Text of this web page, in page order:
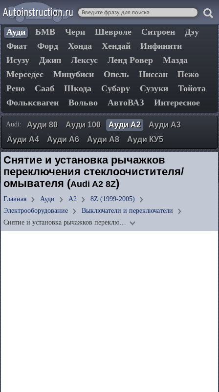
Ауди БМВ Чери Шевроле Ситроен
Дэу
Фиат
Форд Хонда Хендай
Инфинити
Исузу
Джип Лексус Ленд Ровер
Мазда
Мерседес
Мицубиси Опель Ниссан
Пежо
Рено
Сааб Шкода Субару Сузуки
Тойота
Фольксваген
Вольво АвтоВАЗ Интересное
Audi: Ауди 80 Ауди 100 Ауди А2
Ауди А3
Ауди А4
Ауди А6 Ауди А8 Ауди КУ5
Снятие и установка рычажков
переключения стеклоочистителя/
омывателя (Audi A2 8Z)
Главная Ауди А2
8Z (1999-2005)
Электрооборудование
Выключатели и переключатели
Снятие и установка рычажков переклю…